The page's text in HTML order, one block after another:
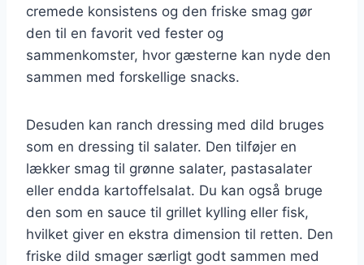
cremede konsistens og den friske smag gør
den til en favorit ved fester og
sammenkomster, hvor gæsterne kan nyde den
sammen med forskellige snacks.
Desuden kan ranch dressing med dild bruges
som en dressing til salater. Den tilføjer en
lækker smag til grønne salater, pastasalater
eller endda kartoffelsalat. Du kan også bruge
den som en sauce til grillet kylling eller fisk,
hvilket giver en ekstra dimension til retten. Den
friske dild smager særligt godt sammen med